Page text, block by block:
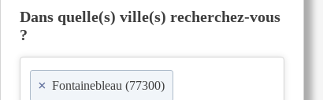
Dans quelle(s) ville(s) recherchez-vous
?
× Fontainebleau (77300)